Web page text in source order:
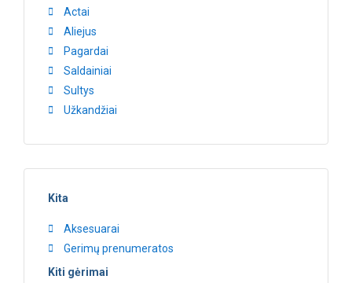
Actai
Aliejus
Pagardai
Saldainiai
Sultys
Užkandžiai
Kita
Aksesuarai
Gerimų prenumeratos
Kiti gėrimai